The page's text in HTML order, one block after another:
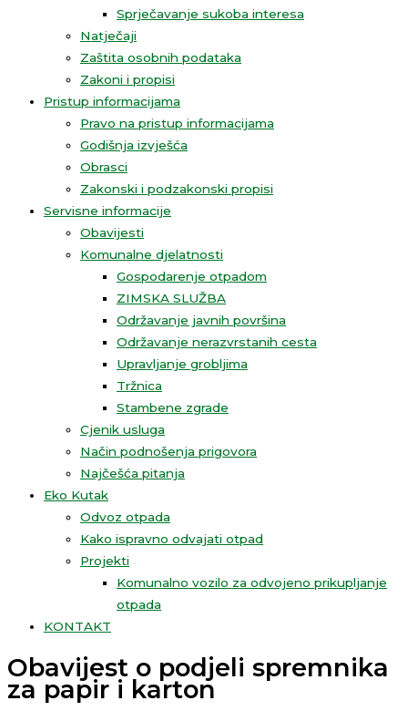
Sprječavanje sukoba interesa
Natječaji
Zaštita osobnih podataka
Zakoni i propisi
Pristup informacijama
Pravo na pristup informacijama
Godišnja izvješća
Obrasci
Zakonski i podzakonski propisi
Servisne informacije
Obavijesti
Komunalne djelatnosti
Gospodarenje otpadom
ZIMSKA SLUŽBA
Održavanje javnih površina
Održavanje nerazvrstanih cesta
Upravljanje grobljima
Tržnica
Stambene zgrade
Cjenik usluga
Način podnošenja prigovora
Najčešća pitanja
Eko Kutak
Odvoz otpada
Kako ispravno odvajati otpad
Projekti
Komunalno vozilo za odvojeno prikupljanje
otpada
KONTAKT
Obavijest o podjeli spremnika
za papir i karton